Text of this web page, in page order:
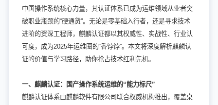
中国操作系统核心力量，其认证体系已成为运维领域从业者突
破职业瓶颈的“硬通货”。无论是零基础入行者，还是寻求技术
进阶的资深工程师，麒麟认证都以其权威性、实战性、行业认
可度，成为2025年运维圈的“香饽饽”。本文将深度解析麒麟认
证的价值与学习路径，助你抢占技术红利先机。
一、麒麟认证：国产操作系统运维的“能力标尺”
麒麟认证体系由麒麟软件有限公司联合权威机构推出，覆盖桌